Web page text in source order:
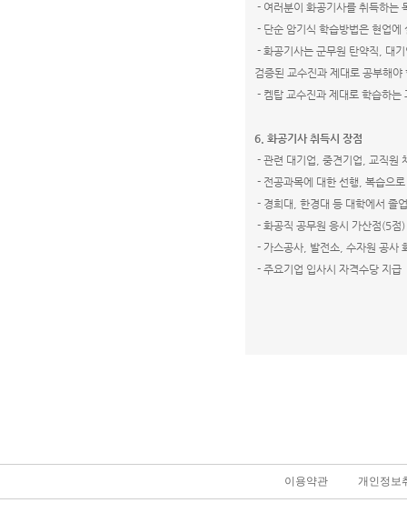
- 여러분이 화공기사를 취득하는
- 단순 암기식 학습방법은 현업
- 화공기사는 군무원 탄약직, 대
검증된 교수진과 제대로 공부해야
- 켐탑 교수진과 제대로 학습하
6. 화공기사 취득시 장점
- 관련 대기업 중견기업 교직원
- 전공과목에 대한 선행 복습으
- 경희대 한경대 등 대학에서 졸
- 화공직 공무원 응시 가산점(5점)
- 가스공사 발전소 수자원 공사
- 주요기업 입사시 자격수당 지급
이용약관 개인정보